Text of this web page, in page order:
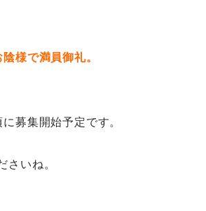
様で満員御礼。
募集開始予定です。
さいね。